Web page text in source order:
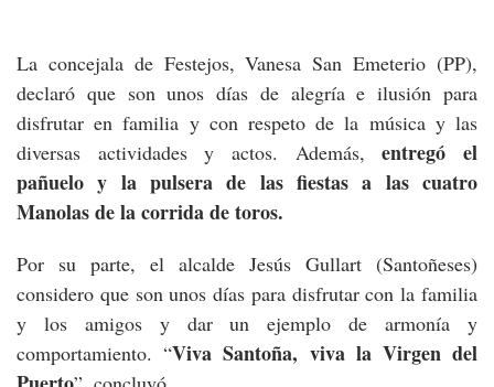
La concejala de Festejos, Vanesa San Emeterio (PP),
declaró que son unos días de alegría e ilusión para
disfrutar en familia y con respeto de la música y las
diversas actividades y actos. Además,entregó el
pañuelo y la pulsera de las fiestas a las cuatro
Manolas de la corrida de toros.
Por su parte, el alcalde Jesús Gullart (Santoñeses)
considero que son unos días para disfrutar con la familia
y los amigos y dar un ejemplo de armonía y
comportamiento. “Viva Santoña, viva la Virgen del